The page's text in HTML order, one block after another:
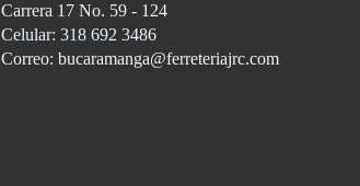
Carrera 17 No. 59 - 124
Celular: 318 692 3486
Correo: bucaramanga@ferreteriajrc.com